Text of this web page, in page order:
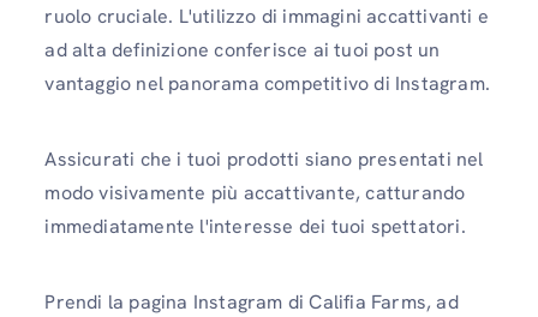
ruolo cruciale. L'utilizzo di immagini accattivanti e
ad alta definizione conferisce ai tuoi post un
vantaggio nel panorama competitivo di Instagram.
Assicurati che i tuoi prodotti siano presentati nel
modo visivamente più accattivante, catturando
immediatamente l'interesse dei tuoi spettatori.
Prendi la pagina Instagram di Califia Farms, ad